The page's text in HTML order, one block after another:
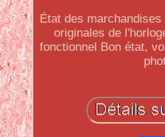
État des
originales de
fonctionnel Bon état,